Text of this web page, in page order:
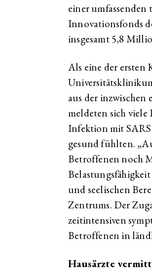
einer
Innovationsfonds
insgesamt 5,8
Als eine der ersten
aus der
meldeten sich
Infektion mit
gesund fühlten.
Betroffenen noch
und seelischen
Zentrums. Der
zeitintensiven
Betroffenen in
Hausärzte